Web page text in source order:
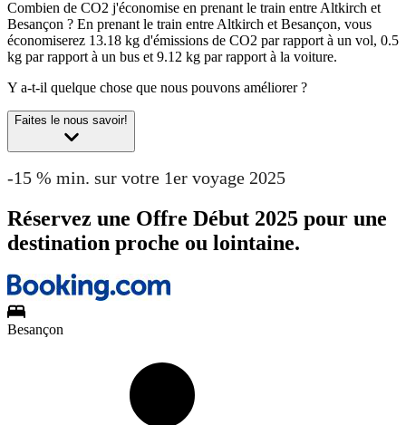
Combien de CO2 j'économise en prenant le train entre Altkirch et
Besançon ? En prenant le train entre Altkirch et Besançon, vous
économiserez 13.18 kg d'émissions de CO2 par rapport à un vol, 0.5
kg par rapport à un bus et 9.12 kg par rapport à la voiture.
Y a-t-il quelque chose que nous pouvons améliorer ?
Faites le nous savoir!
-15 % min. sur votre 1er voyage 2025
Réservez une Offre Début 2025 pour une
destination proche ou lointaine.
Besançon